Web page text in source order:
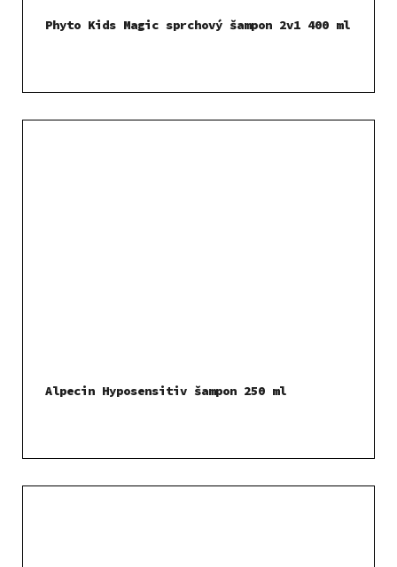
Phyto Kids Magic sprchový šampon 2v1 400 ml
Alpecin Hyposensitiv šampon 250 ml